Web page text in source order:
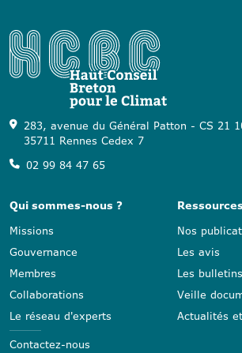
283, avenue du Général Patton - CS 21
35711 Rennes Cedex 7
02 99 84 47 65
Qui sommes-nous ?
Missions
Gouvernance
Membres
Collaborations
Le réseau d'experts
Contactez-nous
Ressources
Nos
Les avis
Les bulletins
Veille
Actualités